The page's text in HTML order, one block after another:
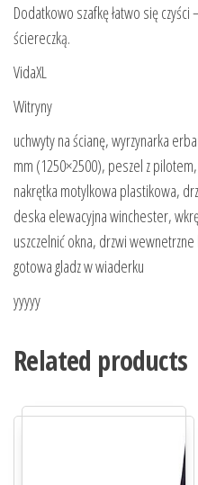
Dodatkowo szafkę łatwo się
ściereczką.
VidaXL
Witryny
uchwyty na ścianę, wyrzynarka
mm (1250×2500), peszel z
nakrętka motylkowa plastikowa,
deska elewacyjna winchester,
uszczelnić okna, drzwi
gotowa gladz w wiaderku
yyyyy
Related products